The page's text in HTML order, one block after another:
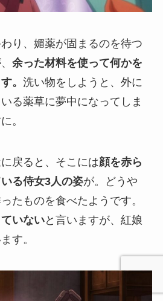
り、媚薬が固まるのを待つ
余った材料を使って何かを
。 洗い物をしようと、外に
る薬草に夢中になってしま
。
戻ると、そこには顔を赤ら
る侍女3人の姿が。どうや
たものを食べたようです。
いないと言いますが、紅娘
す。